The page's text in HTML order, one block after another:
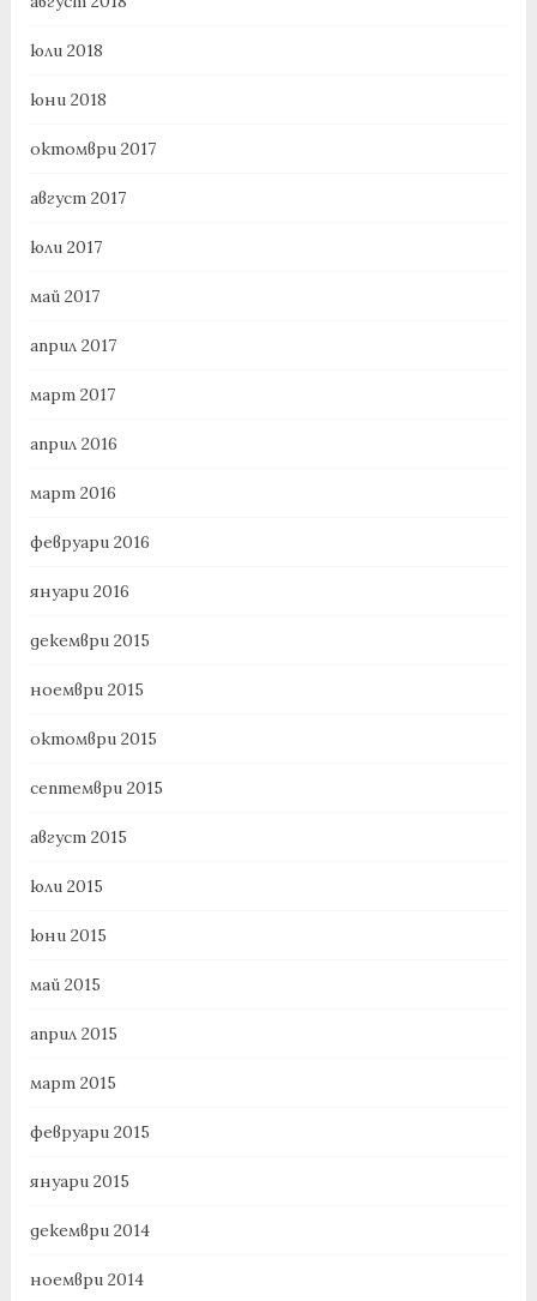
юли 2018
юни 2018
октомври 2017
август 2017
юли 2017
май 2017
април 2017
март 2017
април 2016
март 2016
февруари 2016
януари 2016
декември 2015
ноември 2015
октомври 2015
септември 2015
август 2015
юли 2015
юни 2015
май 2015
април 2015
март 2015
февруари 2015
януари 2015
декември 2014
ноември 2014